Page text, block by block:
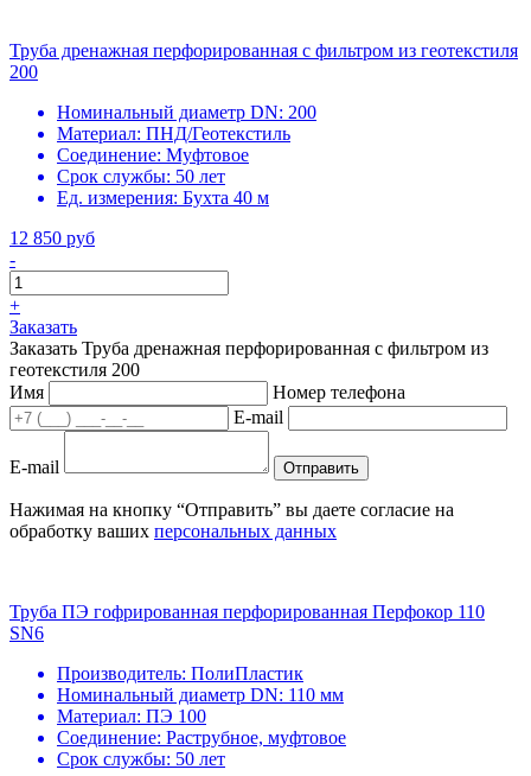
Труба дренажная перфорированная с фильтром из геотекстиля
200
Номинальный диаметр DN: 200
Материал: ПНД/Геотекстиль
Соединение: Муфтовое
Срок службы: 50 лет
Ед. измерения: Бухта 40 м
12 850 руб
-
+
Заказать
Заказать Труба дренажная перфорированная с фильтром из
геотекстиля 200
Имя
Номер телефона
E-mail
E-mail Отправить
Нажимая на кнопку “Отправить” вы даете согласие на
обработку ваших персональных данных
Труба ПЭ гофрированная перфорированная Перфокор 110
SN6
Производитель: ПолиПластик
Номинальный диаметр DN: 110 мм
Материал: ПЭ 100
Соединение: Раструбное, муфтовое
Срок службы: 50 лет